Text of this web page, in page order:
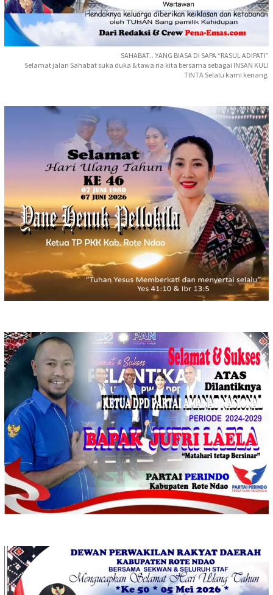
SAHABAT…YANG BIASA DI SAPA “RASUL ADIPATI”
Selamat jalan Sahabat suka duka & tawa ria kita bersama sebagai INSAN KULI
TINTA Selalu kami kenang.